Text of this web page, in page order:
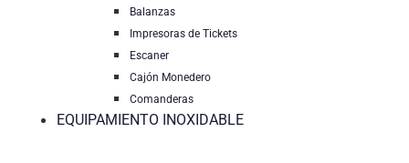
Balanzas
Impresoras de Tickets
Escaner
Cajón Monedero
Comanderas
EQUIPAMIENTO INOXIDABLE